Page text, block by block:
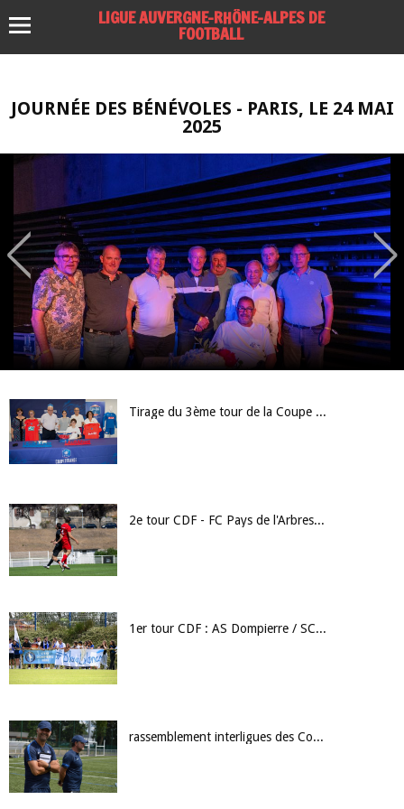
LIGUE AUVERGNE-RHÔNE-ALPES DE
FOOTBALL
JOURNÉE DES BÉNÉVOLES - PARIS, LE 24 MAI
2025
Tirage du 3ème tour de la Coupe de France : mercredi 6 septembre 2023
2e tour CDF - FC Pays de l'Arbresle / Sud Lyonnais F 2013
1er tour CDF : AS Dompierre / SC St-Pourçain
rassemblement interligues des Conseillers Techniques à Vichy du 3 au 5 juillet 2024